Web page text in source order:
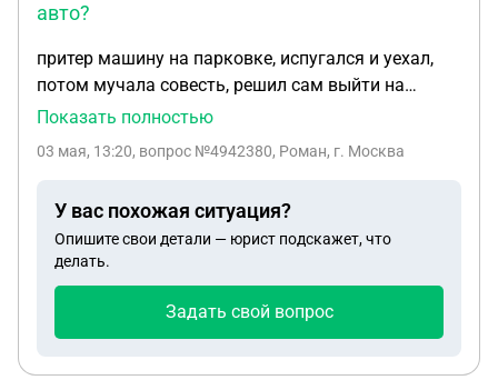
авто?
притер машину на парковке, испугался и уехал,
потом мучала совесть, решил сам выйти на
собственника пострадавшего авто, но не
дворником, но к тому моменту уже приехал
(потому что машина на которой я был мне не
принадлежит, взял у тёщи). После уезда дпс, я
оставил свой номер и мы связались с владелицей
расписку. Так же пострадавшая сказала, что
приткнули ко мне не имеет. вопрос: Насколько
Показать полностью
03 мая, 13:20, вопрос №4942380, Роман, г. Москва
У вас похожая ситуация?
Опишите свои детали — юрист подскажет, что
делать.
Задать свой вопрос